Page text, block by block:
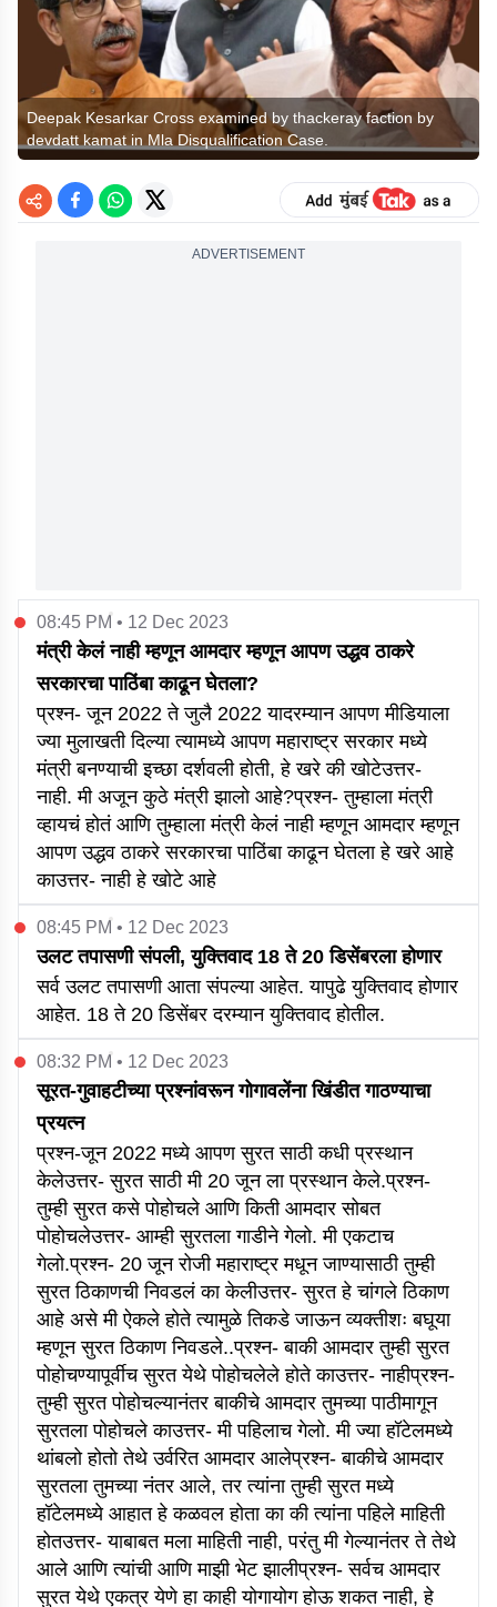
Deepak Kesarkar Cross examined by thackeray faction by
devdatt kamat in Mla Disqualification Case.
ADVERTISEMENT
08:45 PM • 12 Dec 2023
मंत्री केलं नाही म्हणून आमदार म्हणून आपण उद्धव ठाकरे
सरकारचा पाठिंबा काढून घेतला?
प्रश्न- जून 2022 ते जुलै 2022 यादरम्यान आपण मीडियाला
ज्या मुलाखती दिल्या त्यामध्ये आपण महाराष्ट्र सरकार मध्ये
मंत्री बनण्याची इच्छा दर्शवली होती, हे खरे की खोटेउत्तर-
नाही. मी अजून कुठे मंत्री झालो आहे?प्रश्न- तुम्हाला मंत्री
व्हायचं होतं आणि तुम्हाला मंत्री केलं नाही म्हणून आमदार म्हणून
आपण उद्धव ठाकरे सरकारचा पाठिंबा काढून घेतला हे खरे आहे
काउत्तर- नाही हे खोटे आहे
08:45 PM • 12 Dec 2023
उलट तपासणी संपली, युक्तिवाद 18 ते 20 डिसेंबरला होणार
सर्व उलट तपासणी आता संपल्या आहेत. यापुढे युक्तिवाद होणार
आहेत. 18 ते 20 डिसेंबर दरम्यान युक्तिवाद होतील.
08:32 PM • 12 Dec 2023
सूरत-गुवाहटीच्या प्रश्नांवरून गोगावलेंना खिंडीत गाठण्याचा
प्रयत्न
प्रश्न-जून 2022 मध्ये आपण सुरत साठी कधी प्रस्थान
केलेउत्तर- सुरत साठी मी 20 जून ला प्रस्थान केले.प्रश्न-
तुम्ही सुरत कसे पोहोचले आणि किती आमदार सोबत
पोहोचलेउत्तर- आम्ही सुरतला गाडीने गेलो. मी एकटाच
गेलो.प्रश्न- 20 जून रोजी महाराष्ट्र मधून जाण्यासाठी तुम्ही
सुरत ठिकाणची निवडलं का केलीउत्तर- सुरत हे चांगले ठिकाण
आहे असे मी ऐकले होते त्यामुळे तिकडे जाऊन व्यक्तीशः बघूया
म्हणून सुरत ठिकाण निवडले..प्रश्न- बाकी आमदार तुम्ही सुरत
पोहोचण्यापूर्वीच सुरत येथे पोहोचलेले होते काउत्तर- नाहीप्रश्न-
तुम्ही सुरत पोहोचल्यानंतर बाकीचे आमदार तुमच्या पाठीमागून
सुरतला पोहोचले काउत्तर- मी पहिलाच गेलो. मी ज्या हॉटेलमध्ये
थांबलो होतो तेथे उर्वरित आमदार आलेप्रश्न- बाकीचे आमदार
सुरतला तुमच्या नंतर आले, तर त्यांना तुम्ही सुरत मध्ये
हॉटेलमध्ये आहात हे कळवल होता का की त्यांना पहिले माहिती
होतउत्तर- याबाबत मला माहिती नाही, परंतु मी गेल्यानंतर ते तेथे
आले आणि त्यांची आणि माझी भेट झालीप्रश्न- सर्वच आमदार
सुरत येथे एकत्र येणे हा काही योगायोग होऊ शकत नाही, हे